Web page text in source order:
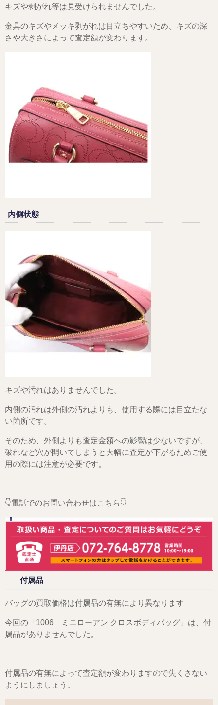
キズや剥がれ等は見受けられませんでした。
金具のキズやメッキ剥がれは目立ちやすいため、キズの深
さや大きさによって査定額が変わります。
内側状態
キズや汚れはありませんでした。
内側の汚れは外側の汚れよりも、使用する際には目立たな
い箇所です。
そのため、外側よりも査定金額への影響は少ないですが、
破れなど穴が開いてしまうと大幅に査定が下がるためご使
用の際には注意が必要です。
👇電話でのお問い合わせはこちら👇
付属品
バッグの買取価格は付属品の有無により異なります
今回の「1006 ミニローアン クロスボディバッグ」は、付
属品がありませんでした。
付属品の有無によって査定額が変わりますので失くさない
ようにしましょう。